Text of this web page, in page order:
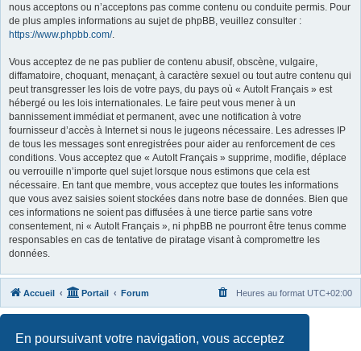
En poursuivant votre navigation, vous acceptez
nous acceptons ou n’acceptons pas comme contenu ou conduite permis. Pour
de plus amples informations au sujet de phpBB, veuillez consulter :
https://www.phpbb.com/.
Vous acceptez de ne pas publier de contenu abusif, obscène, vulgaire,
diffamatoire, choquant, menaçant, à caractère sexuel ou tout autre contenu qui
peut transgresser les lois de votre pays, du pays où « AutoIt Français » est
hébergé ou les lois internationales. Le faire peut vous mener à un
bannissement immédiat et permanent, avec une notification à votre
fournisseur d’accès à Internet si nous le jugeons nécessaire. Les adresses IP
de tous les messages sont enregistrées pour aider au renforcement de ces
conditions. Vous acceptez que « AutoIt Français » supprime, modifie, déplace
ou verrouille n’importe quel sujet lorsque nous estimons que cela est
nécessaire. En tant que membre, vous acceptez que toutes les informations
que vous avez saisies soient stockées dans notre base de données. Bien que
ces informations ne soient pas diffusées à une tierce partie sans votre
consentement, ni « AutoIt Français », ni phpBB ne pourront être tenus comme
responsables en cas de tentative de piratage visant à compromettre les
données.
Accueil Portail Forum Heures au format UTC+02:00
Traduit parphpBB-fr.com